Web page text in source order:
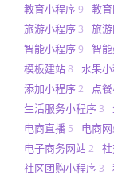
教育小程序9 教
旅游小程序 3 旅
智能小程序9 智
模板建站8 水果
添加小程序2 点
生活服务小程序 3
电商直播 5 电商
电子商务网站2
社区团购小程序 3